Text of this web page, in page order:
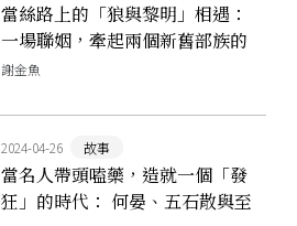
當絲路上的「狼與黎明」相遇：
一場聯姻，牽起兩個新舊部族的
交會
謝金魚
2024-04-26 故事
當名人帶頭嗑藥，造就一個「發
狂」的時代： 何晏、五石散與至